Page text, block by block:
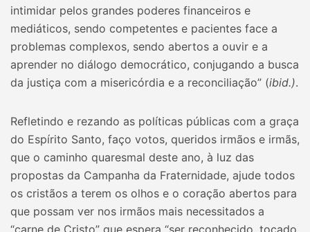
intimidar pelos grandes poderes financeiros e
mediáticos, sendo competentes e pacientes face a
problemas complexos, sendo abertos a ouvir e a
aprender no diálogo democrático, conjugando a busca
da justiça com a misericórdia e a reconciliação” (ibid.).
Refletindo e rezando as políticas públicas com a graça
do Espírito Santo, faço votos, queridos irmãos e irmãs,
que o caminho quaresmal deste ano, à luz das
propostas da Campanha da Fraternidade, ajude todos
os cristãos a terem os olhos e o coração abertos para
que possam ver nos irmãos mais necessitados a
“carne de Cristo” que espera “ser reconhecido, tocado